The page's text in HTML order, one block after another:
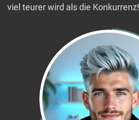
viel teurer wird als die Konkurrenz!